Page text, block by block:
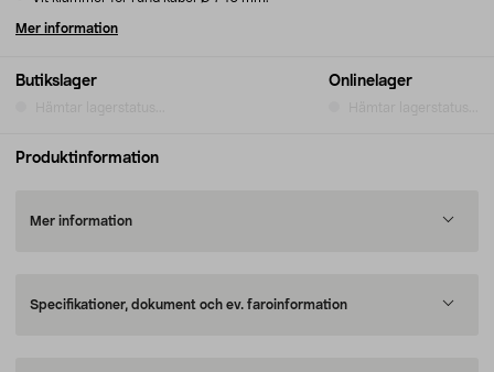
Butikslager Onlinelager
Mer information
Produktinformation
Mer information
Specifikationer, dokument och ev. faroinformation